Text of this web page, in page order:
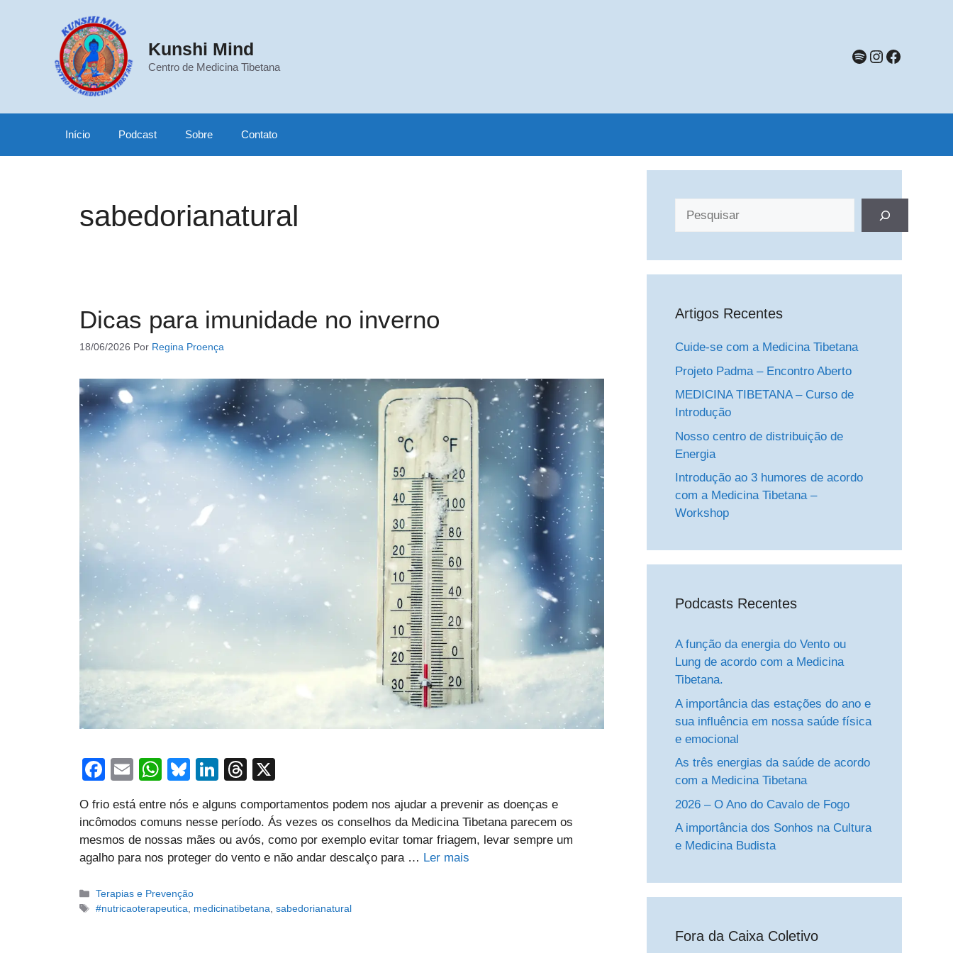
Kunshi Mind
Centro de Medicina Tibetana
Spotify
Instagram
Início Podcast Sobre Contato
sabedorianatural
Dicas para imunidade no inverno
18/06/2026 Por Regina Proença
F
c
e
b
o
E
ail
W
at
s
A
p
Bl
e
sk
y
Li
k
e
dI
T
e
a
d
O frio está entre nós e alguns comportamentos podem nos ajudar a prevenir as doenças e
incômodos comuns nesse período. Ás vezes os conselhos da Medicina Tibetana parecem os
mesmos de nossas mães ou avós, como por exemplo evitar tomar friagem, levar sempre um
agalho para nos proteger do vento e não andar descalço para … Ler mais
Categorias
Terapias e Prevenção
Tags
#nutricaoterapeutica, medicinatibetana,sabedorianatural
Artigos Recentes
Cuide-se com a Medicina Tibetana
Projeto Padma – Encontro Aberto
MEDICINA TIBETANA – Curso de
Introdução
Nosso centro de distribuição de
Energia
Introdução ao 3 humores de acordo
com a Medicina Tibetana –
Workshop
Podcasts Recentes
A função da energia do Vento ou
Lung de acordo com a Medicina
Tibetana.
A importância das estações do ano e
sua influência em nossa saúde física
e emocional
As três energias da saúde de acordo
com a Medicina Tibetana
2026 – O Ano do Cavalo de Fogo
A importância dos Sonhos na Cultura
e Medicina Budista
Fora da Caixa Coletivo